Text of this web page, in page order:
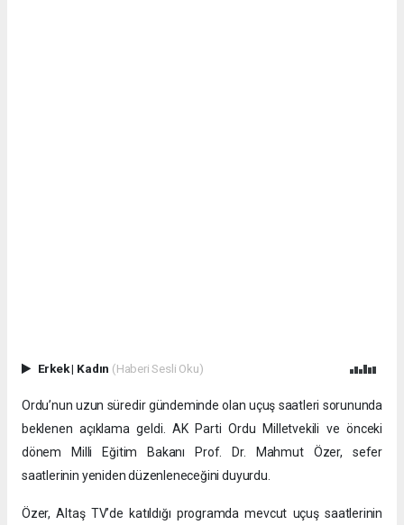
Erkek| Kadın (Haberi Sesli Oku)
Ordu’nun uzun süredir gündeminde olan uçuş saatleri sorununda
beklenen açıklama geldi. AK Parti Ordu Milletvekili ve önceki
dönem Milli Eğitim Bakanı Prof. Dr. Mahmut Özer, sefer
saatlerinin yeniden düzenleneceğini duyurdu.
Özer, Altaş TV’de katıldığı programda mevcut uçuş saatlerinin